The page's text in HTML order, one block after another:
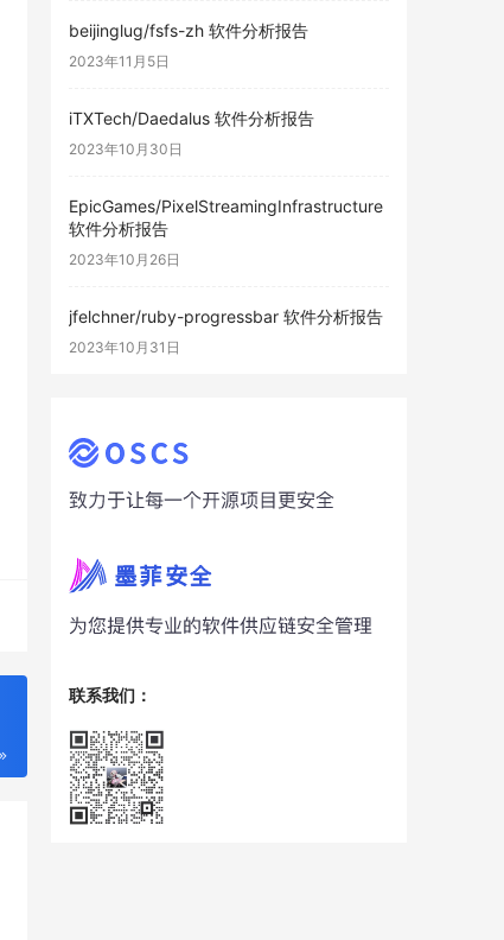
beijinglug/fsfs-zh 软件分析报告
2023年11月5日
iTXTech/Daedalus 软件分析报告
2023年10月30日
EpicGames/PixelStreamingInfrastructure
软件分析报告
2023年10月26日
jfelchner/ruby-progressbar 软件分析报告
2023年10月31日
联系我们：